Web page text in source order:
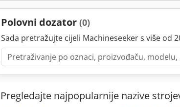
Polovni dozator (0)
Sada pretražujte cijeli Machineseeker s više od
Pregledajte najpopularnije nazive